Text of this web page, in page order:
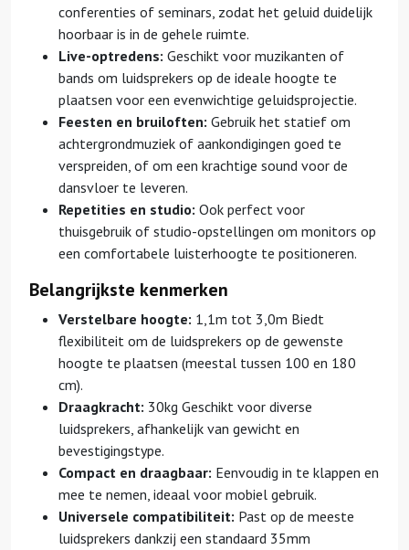
conferenties of seminars, zodat het geluid duidelijk
hoorbaar is in de gehele ruimte.
Live-optredens: Geschikt voor muzikanten of
bands om luidsprekers op de ideale hoogte te
plaatsen voor een evenwichtige geluidsprojectie.
Feesten en bruiloften: Gebruik het statief om
achtergrondmuziek of aankondigingen goed te
verspreiden, of om een krachtige sound voor de
dansvloer te leveren.
Repetities en studio: Ook perfect voor
thuisgebruik of studio-opstellingen om monitors op
een comfortabele luisterhoogte te positioneren.
Belangrijkste kenmerken
Verstelbare hoogte: 1,1m tot 3,0m Biedt
flexibiliteit om de luidsprekers op de gewenste
hoogte te plaatsen (meestal tussen 100 en 180
cm).
Draagkracht: 30kg Geschikt voor diverse
luidsprekers, afhankelijk van gewicht en
bevestigingstype.
Compact en draagbaar: Eenvoudig in te klappen en
mee te nemen, ideaal voor mobiel gebruik.
Universele compatibiliteit: Past op de meeste
luidsprekers dankzij een standaard 35mm